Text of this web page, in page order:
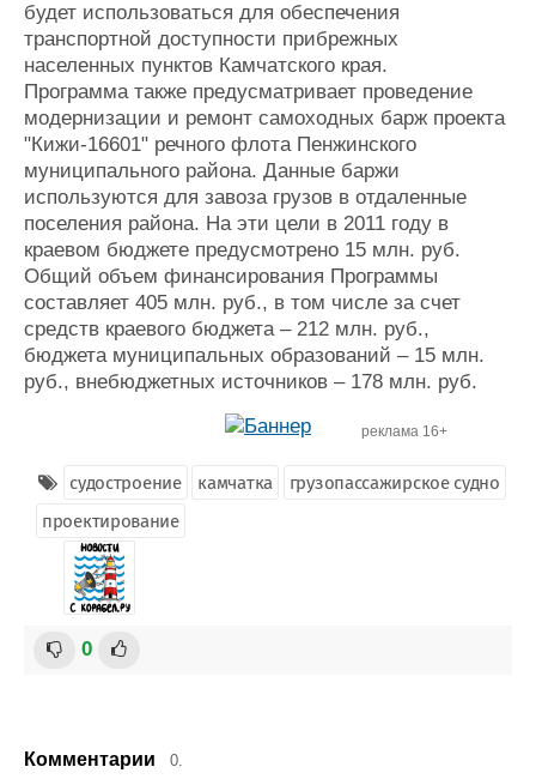
Все службы
будет использоваться для обеспечения
транспортной доступности прибрежных
населенных пунктов Камчатского края.
Программа также предусматривает проведение
модернизации и ремонт самоходных барж проекта
"Кижи-16601" речного флота Пенжинского
муниципального района. Данные баржи
используются для завоза грузов в отдаленные
поселения района. На эти цели в 2011 году в
краевом бюджете предусмотрено 15 млн. руб.
Общий объем финансирования Программы
составляет 405 млн. руб., в том числе за счет
средств краевого бюджета – 212 млн. руб.,
бюджета муниципальных образований – 15 млн.
руб., внебюджетных источников – 178 млн. руб.
реклама 16+
судостроение камчатка
грузопассажирское судно
проектирование
0
Комментарии 0.